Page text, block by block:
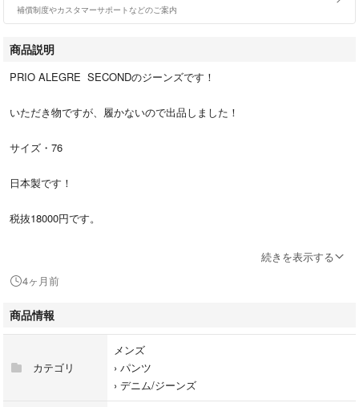
補償制度やカスタマーサポートなどのご案内
商品説明
PRIO ALEGRE SECONDのジーンズです！
いただき物ですが、履かないので出品しました！
サイズ・76
日本製です！
税抜18000円です。
続きを表示する
4ヶ月前
商品情報
カテゴリ
メンズ
› パンツ
› デニム/ジーンズ